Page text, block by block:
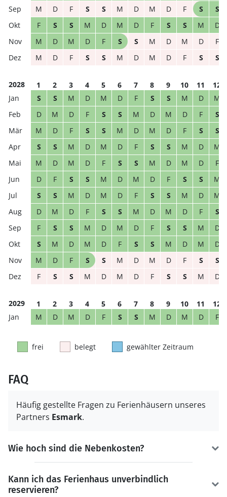
M D F S S M D M D F S
S
F
S S M D M D F S S M
D
M
D M D F S S M D M D
F
M
D F S S M D M D F S S
2028 1 2 3 4 5 6 7 8 9 10 11
12
S
S M D M D F S S M D
M
D
M D F S S M D M D F
S
M
D F S S M D M D F S
S
S
S M D M D F S S M D
M
M
D M D F S S M D M D
F
D
F S S M D M D F S S
M
S
S M D M D F S S M D
M
D
M D F S S M D M D F
S
F
S S M D M D F S S M
D
S
M D M D F S S M D M
D
M
D F S S M D M D F S
S
F
S S M D M D F S S M D
2029 1 2 3 4 5 6 7 8 9 10 11
12
M
D M D F S S M D M D F
frei belegt gewählter Zeitraum
FAQ
Häufig gestellte Fragen zu Ferienhäusern unseres
Partners Esmark.
Wie hoch sind die Nebenkosten?
Kann ich das Ferienhaus unverbindlich
reservieren?